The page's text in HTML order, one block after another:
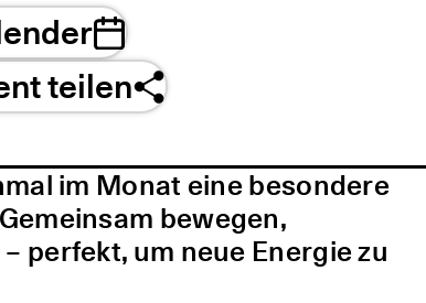
teilen
im Monat eine besondere
bewegen,
perfekt, um neue Energie zu